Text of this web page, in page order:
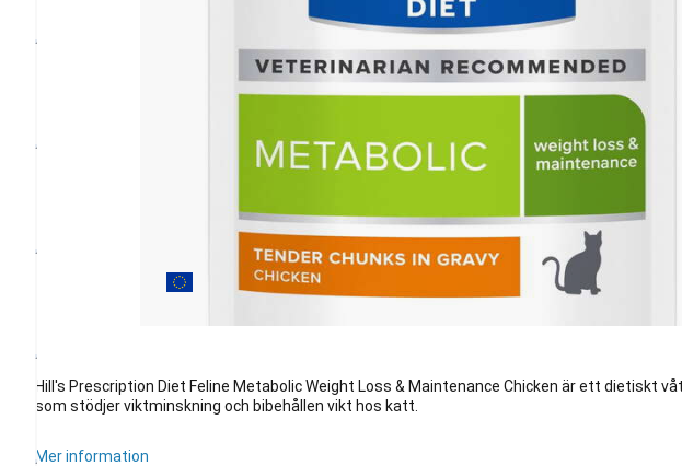
Hill's Prescription Diet Feline Metabolic Weight Loss & Maintenance Chicken är ett dietiskt
som stödjer viktminskning och bibehållen vikt hos katt.
Mer information